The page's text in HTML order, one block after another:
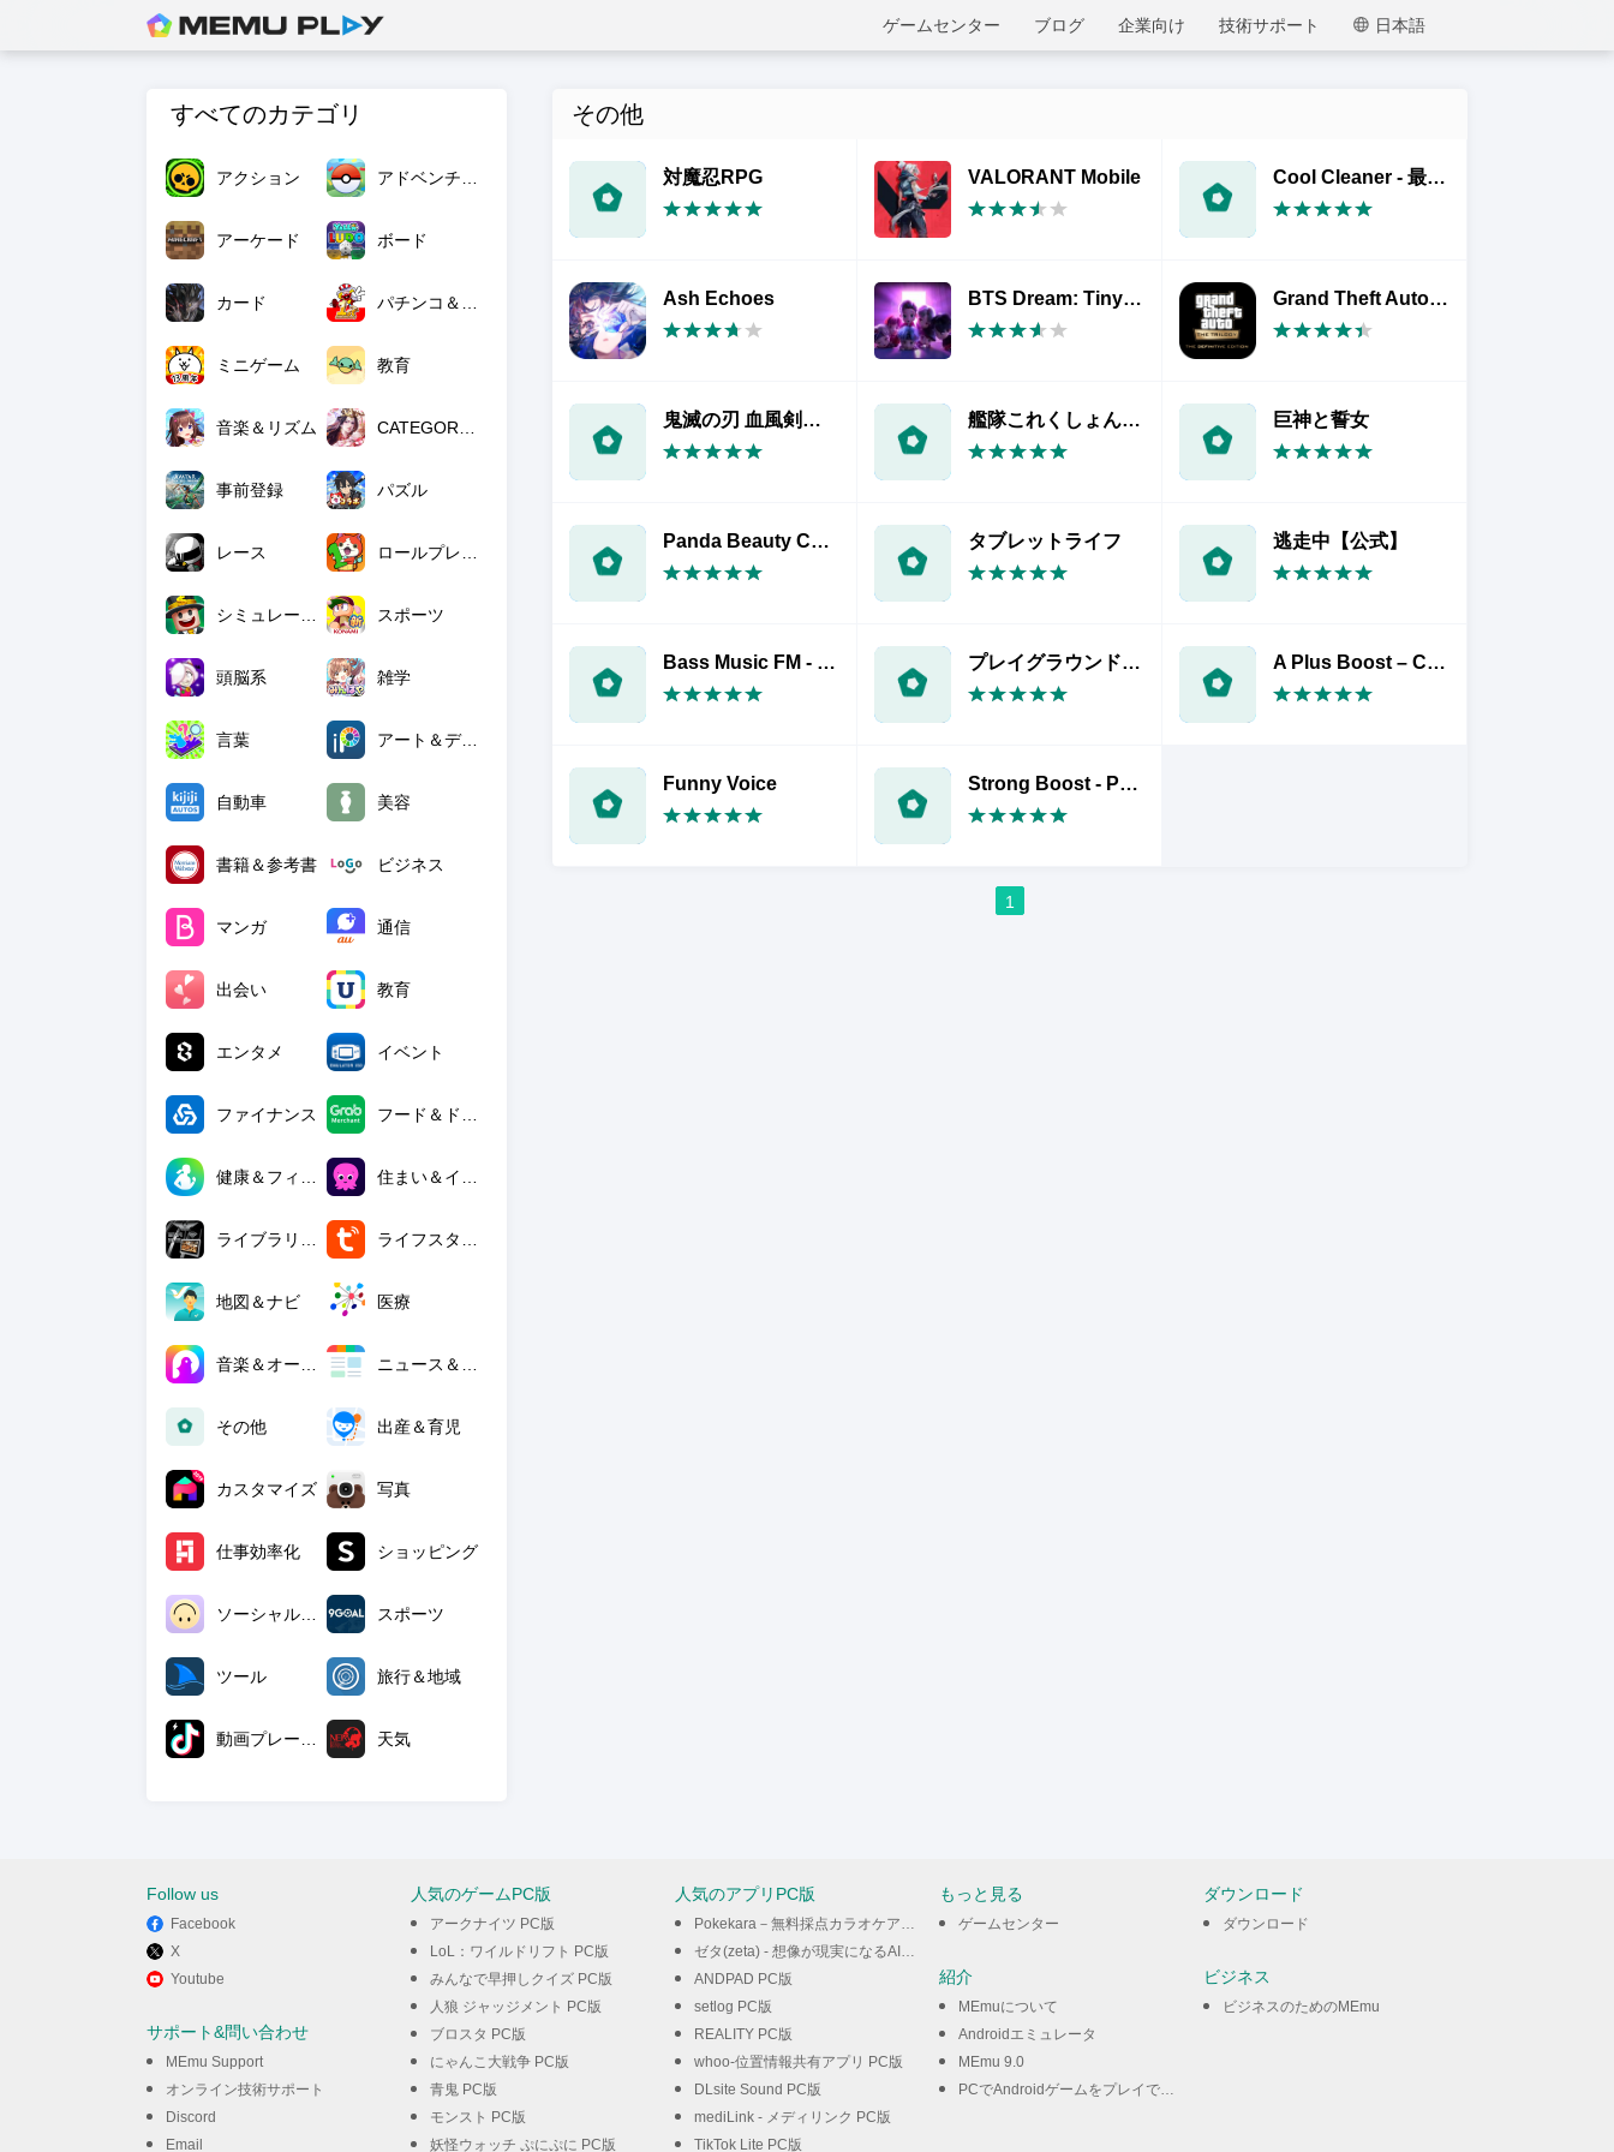
MEmu
日本語
技術サポート
企業向け
ブログ
ゲームセンター
その他
対魔忍RPG VALORANT Mobile Cool Cleaner - 最高、最新＆100％無料のスマホクリーナー＆ブースターアプリ
Ash Echoes BTS Dream: TinyTAN House Grand Theft Auto: The Trilogy - The Definitive Edition
鬼滅の刃 血風剣戟ロワイアル 艦隊これくしょん -艦これ- 巨神と誓女
Panda Beauty Camera & Photo Editor タブレットライフ 逃走中【公式】
Bass Music FM - Find Awesome Music プレイグラウンド: POKÉMON 名探偵ピカチュウ A Plus Boost – Cleaner, Phone Booster, Optimizer
Funny Voice Strong Boost - Phone Booster,Cleaner,Optimizer
1
すべてのカテゴリ
アクション
アーケード ボード
カード
ミニゲーム 教育
音楽＆リズム
事前登録 パズル
レース
スポーツ
頭脳系 雑学
言葉 アート＆デザイン
自動車 美容
書籍＆参考書 ビジネス
マンガ 通信
出会い 教育
エンタメ イベント
ファイナンス
地図＆ナビ 医療
その他 出産＆育児
カスタマイズ 写真
仕事効率化 ショッピング
スポーツ
ツール 旅行＆地域
天気
Follow us
Facebook
X
Youtube
サポート&問い合わせ
MEmu Support
オンライン技術サポート
Discord
Email
人気のゲームPC版
アークナイツ PC版
LoL：ワイルドリフト PC版
みんなで早押しクイズ PC版
人狼 ジャッジメント PC版
ブロスタ PC版
にゃんこ大戦争 PC版
青鬼 PC版
モンスト PC版
妖怪ウォッチ ぷにぷに PC版
人気のアプリPC版
Pokekara－無料採点カラオケアプリ PC版
ゼタ(zeta) - 想像が現実になるAIチャット PC版
ANDPAD PC版
setlog PC版
REALITY PC版
whoo-位置情報共有アプリ PC版
DLsite Sound PC版
mediLink - メディリンク PC版
TikTok Lite PC版
もっと見る
ゲームセンター
紹介
MEmuについて
Androidエミュレータ
MEmu 9.0
PCでAndroidゲームをプレイできる
ダウンロード
ダウンロード
ビジネス
ビジネスのためのMEmu